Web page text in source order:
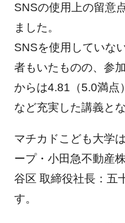
SNSの使用上の留意
ました。
SNSを使用していな
者もいたものの、参
からは4.81（5.0満点
など充実した講義と
マチカドこども大学
ープ・小田急不動産
谷区 取締役社長：五
す。